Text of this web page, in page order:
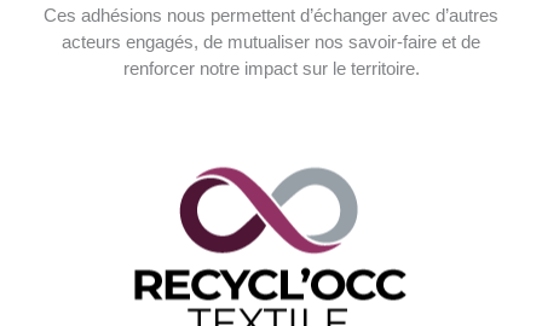
Ces adhésions nous permettent d’échanger avec d’autres
acteurs engagés, de mutualiser nos savoir-faire et de
renforcer notre impact sur le territoire.